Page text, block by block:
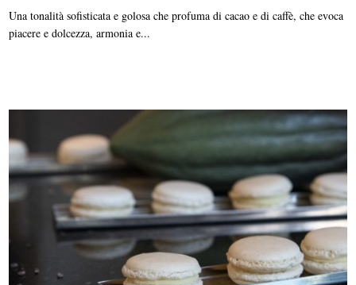
Una tonalità sofisticata e golosa che profuma di cacao e di caffè, che evoca
piacere e dolcezza, armonia e...